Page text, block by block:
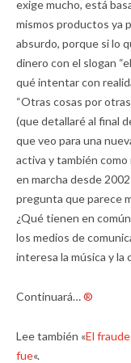
exige mucho, está
mismos productos ya
absurdo, porque si lo
dinero con el slogan
qué intentar con
“Otras cosas por
(que detallaré al final
que veo para una
activa y también
en marcha desde
pregunta que parece
¿Qué tienen en
los medios de
interesa la música y la
Continuará…®
Lee también «El
fue«.